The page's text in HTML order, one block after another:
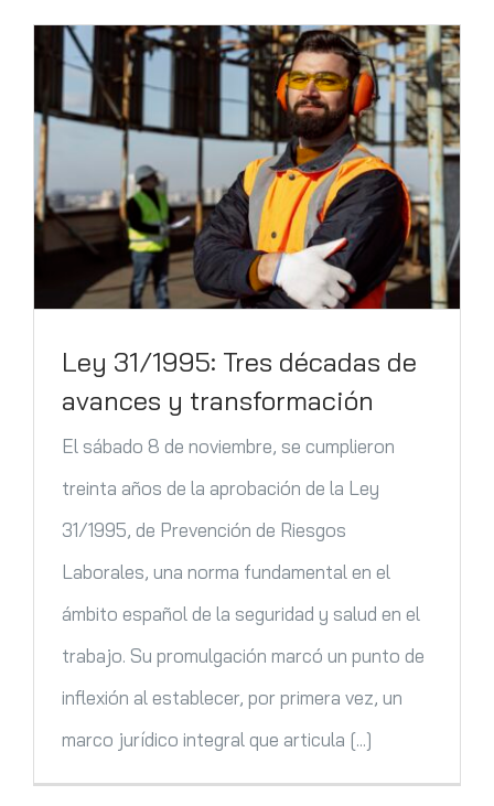
Ley 31/1995: Tres décadas de
avances y transformación
El sábado 8 de noviembre, se cumplieron
treinta años de la aprobación de la Ley
31/1995, de Prevención de Riesgos
Laborales, una norma fundamental en el
ámbito español de la seguridad y salud en el
trabajo. Su promulgación marcó un punto de
inflexión al establecer, por primera vez, un
marco jurídico integral que articula [...]